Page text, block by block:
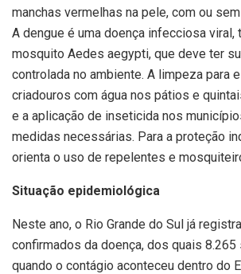
manchas vermelhas na pele, com ou
A dengue é uma doença infecciosa viral,
mosquito Aedes aegypti, que deve ter
controlada no ambiente. A limpeza para
criadouros com água nos pátios e
e a aplicação de inseticida nos
medidas necessárias. Para a proteção
orienta o uso de repelentes e
Situação epidemiológica
Neste ano, o Rio Grande do Sul já
confirmados da doença, dos quais 8.265
quando o contágio aconteceu dentro do